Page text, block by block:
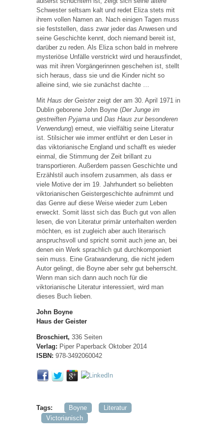
Schwester seltsam kalt und redet Eliza stets mit
ihrem vollen Namen an. Nach einigen Tagen muss
sie feststellen, dass zwar jeder das Anwesen und
seine Geschichte kennt, doch niemand bereit ist,
darüber zu reden. Als Eliza schon bald in mehrere
mysteriöse Unfälle verstrickt wird und herausfindet,
was mit ihren Vorgängerinnen geschehen ist, stellt
sich heraus, dass sie und die Kinder nicht so
alleine sind, wie sie zunächst dachte …
Mit Haus der Geisterzeigt der am 30. April 1971 in
Dublin geborene John Boyne (Der Junge im
gestreiften Pyjama und Das Haus zur besonderen
Verwendung) erneut, wie vielfältig seine Literatur
ist. Stilsicher wie immer entführt er den Leser in
das viktorianische England und schafft es wieder
einmal, die Stimmung der Zeit brillant zu
transportieren. Außerdem passen Geschichte und
Erzählstil auch insofern zusammen, als dass er
viele Motive der im 19. Jahrhundert so beliebten
viktorianischen Geistergeschichte aufnimmt und
das Genre auf diese Weise wieder zum Leben
erweckt. Somit lässt sich das Buch gut von allen
lesen, die von Literatur primär unterhalten werden
möchten, es ist zugleich aber auch literarisch
anspruchsvoll und spricht somit auch jene an, bei
denen ein Werk sprachlich gut durchkomponiert
sein muss. Eine Gratwanderung, die nicht jedem
Autor gelingt, die Boyne aber sehr gut beherrscht.
Wenn man sich dann auch noch für die
viktorianische Literatur interessiert, wird man
dieses Buch lieben.
John Boyne
Haus der Geister
Broschiert, 336 Seiten
Verlag: Piper Paperback Oktober 2014
ISBN: 978-3492060042
Tags: Boyne
Literatur
Victorianisch